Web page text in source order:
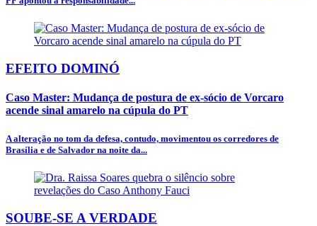
EFEITO DOMINÓ
Caso Master: Mudança de postura de ex-sócio de Vorcaro
acende sinal amarelo na cúpula do PT
A alteração no tom da defesa, contudo, movimentou os corredores de
Brasília e de Salvador na noite da...
SOUBE-SE A VERDADE